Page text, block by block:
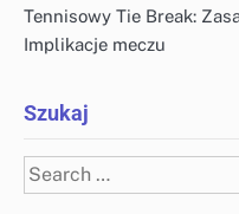
Tennisowy Tie Break:
Implikacje meczu
Szukaj
Search
for: